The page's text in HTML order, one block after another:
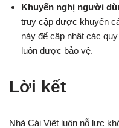
Khuyến nghị người
truy cập được khuyến
này để cập nhật các
luôn được bảo vệ.
Lời kết
Nhà Cái Việt luôn nỗ lực